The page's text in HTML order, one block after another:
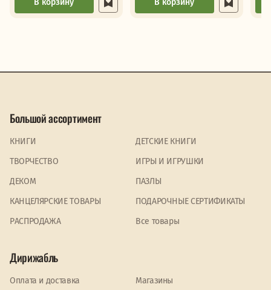
В корзину В корзину
Большой ассортимент
КНИГИ
ДЕТСКИЕ КНИГИ
ТВОРЧЕСТВО
ИГРЫ И ИГРУШКИ
ДЕКОМ
ПАЗЛЫ
КАНЦЕЛЯРСКИЕ ТОВАРЫ
ПОДАРОЧНЫЕ СЕРТИФИКАТЫ
PАСПРОДАЖА
Все товары
Дирижабль
Оплата и доставка
Магазины